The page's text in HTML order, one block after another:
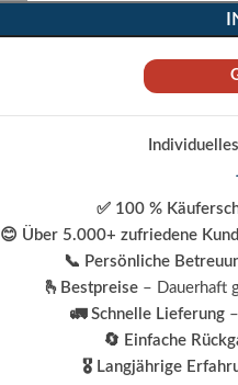
✅ 100 %
😊 Über 5.000+ zufriedene
📞 Persönliche
🫰Bestpreise – Dauerhaft
🚛 Schnelle Lieferung
🔄 Einfache
🎖️ Langjährige